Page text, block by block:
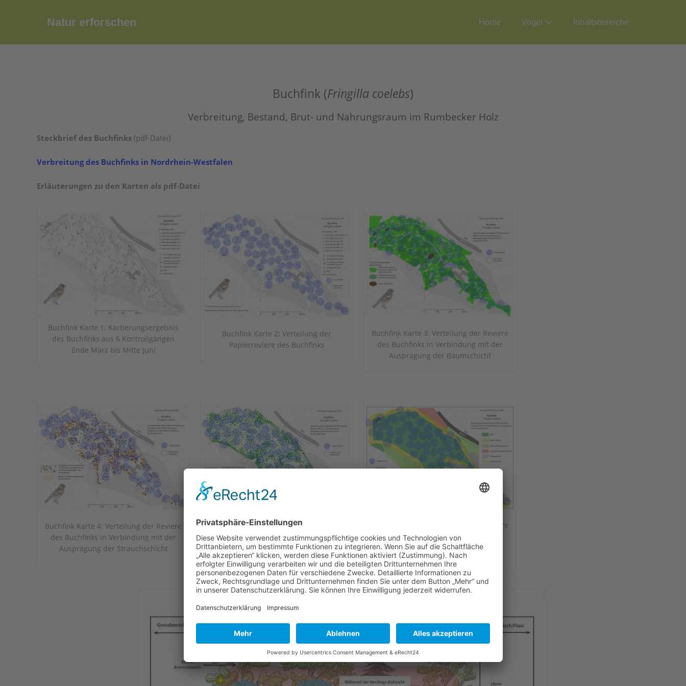
Natur erforschen Home Vögel Inhaltsbereiche
Buchfink (Fringilla coelebs)
Verbreitung, Bestand, Brut- und Nahrungsraum im Rumbecker Holz
Steckbrief des Buchfinks (pdf-Datei)
Verbreitung des Buchfinks in Nordrhein-Westfalen
Erläuterungen zu den Karten als pdf-Datei
Buchfink Karte 1: Kartierungsergebnis
des Buchfinks aus 6 Kontrollgängen
Ende März bis Mitte Juni
Buchfink Karte 2: Verteilung der
Papierreviere des Buchfinks
Buchfink Karte 3: Verteilung der Reviere
des Buchfinks in Verbindung mit der
Ausprägung der Baumschicht
Buchfink Karte 4: Verteilung der Reviere
des Buchfinks in Verbindung mit der
Ausprägung der Strauchschicht
Buchfink Karte 5: Verteilung der Reviere
des Buchfinks in Verbindung mit der
Ausprägung der Krautschicht
Buchfink Karte 6: Verteilung der Reviere
des Buchfinks in Beziehung zur
landschaftlichen Ausprägung von
Randbereichen